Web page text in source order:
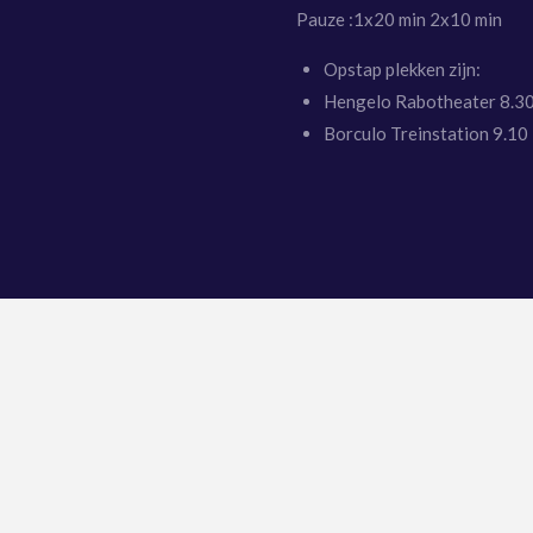
Pauze :1x20 min 2x10 min
Opstap plekken zijn:
Hengelo Rabotheater
Borculo Treinstation 9.10